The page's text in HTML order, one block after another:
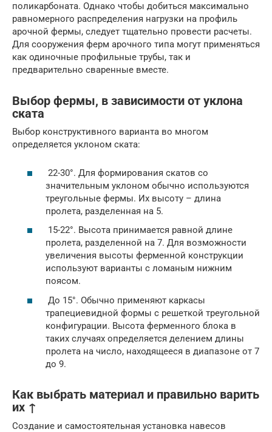
поликарбоната. Однако чтобы добиться максимально
равномерного распределения нагрузки на профиль
арочной фермы, следует тщательно провести расчеты.
Для сооружения ферм арочного типа могут применяться
как одиночные профильные трубы, так и
предварительно сваренные вместе.
Выбор фермы, в зависимости от уклона
ската
Выбор конструктивного варианта во многом
определяется уклоном ската:
22-30°. Для формирования скатов со
значительным уклоном обычно используются
треугольные фермы. Их высоту – длина
пролета, разделенная на 5.
15-22°. Высота принимается равной длине
пролета, разделенной на 7. Для возможности
увеличения высоты ферменной конструкции
используют варианты с ломаным нижним
поясом.
До 15°. Обычно применяют каркасы
трапециевидной формы с решеткой треугольной
конфигурации. Высота ферменного блока в
таких случаях определяется делением длины
пролета на число, находящееся в диапазоне от 7
до 9.
Как выбрать материал и правильно варить
их ↑
Создание и самостоятельная установка навесов